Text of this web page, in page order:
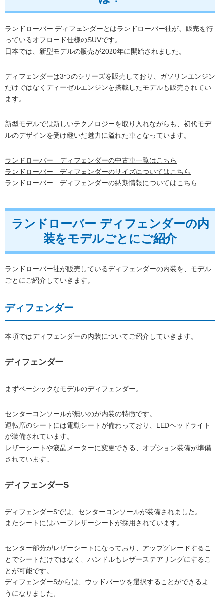
ランドローバー ディフェンダーとはランドローバー社が、販売を行
っているオフロード仕様のSUVです。
日本では、新型モデルの販売が2020年に開始されました。
ディフェンダーは3つのシリーズを販売しており、ガソリンエンジン
だけではなくディーゼルエンジンを搭載したモデルも販売されてい
ます。
新型モデルでは新しいテクノロジーを取り入れながらも、初代モデ
ルのデザインを受け継いだ魅力に溢れた車となっています。
ランドローバー ディフェンダーの中古車一覧はこちら
ランドローバー ディフェンダーのサイズについてはこちら
ランドローバー ディフェンダーの納期情報についてはこちら
ランドローバー ディフェンダーの内
装をモデルごとにご紹介
ランドローバー社が販売しているディフェンダーの内装を、モデル
ごとにご紹介していきます。
ディフェンダー
本項ではディフェンダーの内装についてご紹介していきます。
ディフェンダー
まずベーシックなモデルのディフェンダー。
センターコンソールが無いのが内装の特徴です。
運転席のシートには電動シートが備わっており、LEDヘッドライト
が装備されています。
レザーシートや液晶メーターに変更できる、オプション装備が準備
されています。
ディフェンダーS
ディフェンダーSでは、センターコンソールが装備されました。
またシートにはハーフレザーシートが採用されています。
センター部分がレザーシートになっており、アップグレードするこ
とでシートだけではなく、ハンドルもレザーステアリングにするこ
とが可能です。
ディフェンダーSからは、ウッドパーツを選択することができるよ
うになりました。